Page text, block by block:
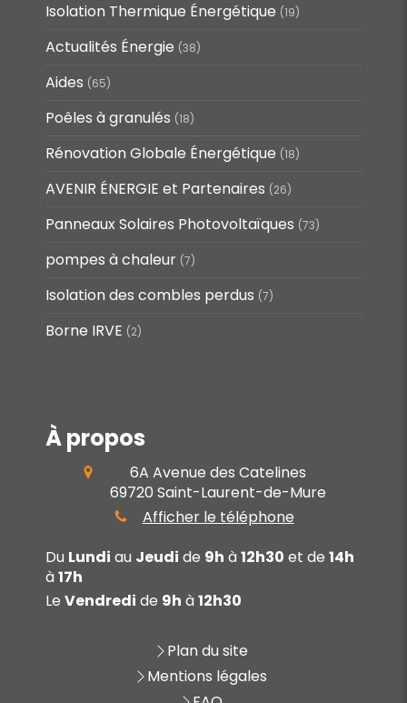
Isolation Thermique Énergétique (19)
Actualités Énergie (38)
Aides (65)
Poêles à granulés (18)
Rénovation Globale Énergétique (18)
AVENIR ÉNERGIE et Partenaires (26)
Panneaux Solaires Photovoltaïques (73)
pompes à chaleur (7)
Isolation des combles perdus (7)
Borne IRVE (2)
À propos
6A Avenue des Catelines
69720 Saint-Laurent-de-Mure
Afficher le téléphone
Du Lundi au Jeudi de 9h à12h30 et de 14h
à17h
Le Vendredi de 9h à12h30
Plan du site
Mentions légales